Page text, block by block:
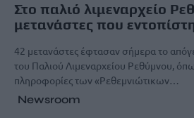
Στο παλιό λιμεναρχείο
μετανάστες που
42 μετανάστες έφτασαν σήμερα το
του Παλιού Λιμεναρχείου Ρεθύμνου,
πληροφορίες των «Ρεθεμνιώτικων…
Newsroom